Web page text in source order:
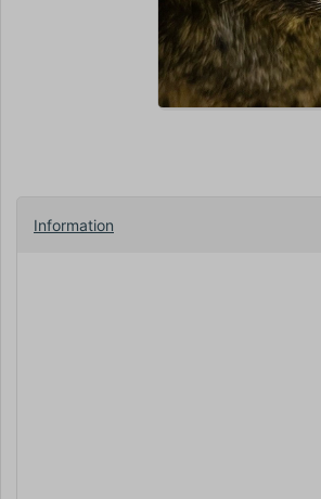
Information